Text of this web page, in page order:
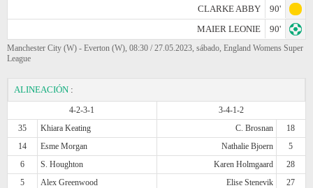
CLARKE ABBY
90'
MAIER LEONIE
90'
Manchester City (W) - Everton (W), 08:30 / 27.05.2023, sábado, England Womens Super
League
ALINEACIÓN :
4-2-3-1
3-4-1-2
35
Khiara Keating C. Brosnan
18
14
Esme Morgan Nathalie Bjoern
5
6
S. Houghton Karen Holmgaard
28
5
Alex Greenwood Elise Stenevik
27